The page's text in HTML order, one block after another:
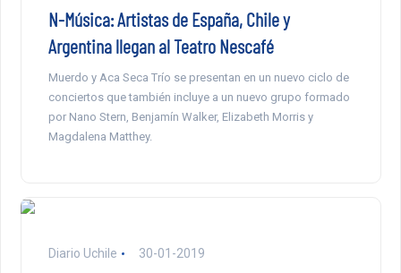
N-Música: Artistas de España, Chile y
Argentina llegan al Teatro Nescafé
Muerdo y Aca Seca Trío se presentan en un nuevo ciclo de
conciertos que también incluye a un nuevo grupo formado
por Nano Stern, Benjamín Walker, Elizabeth Morris y
Magdalena Matthey.
Diario Uchile 30-01-2019